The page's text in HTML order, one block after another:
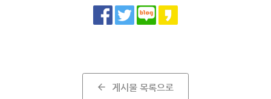
Share
arrow_back 게시물 목록으로